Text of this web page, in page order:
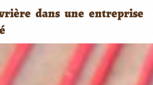
dans une entreprise